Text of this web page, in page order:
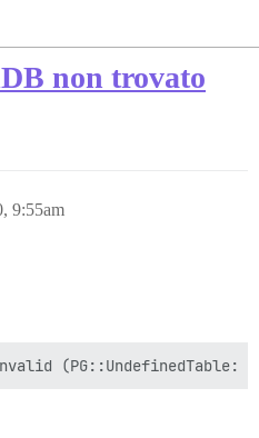
non trovato
9:55am
(PG::UndefinedTable: